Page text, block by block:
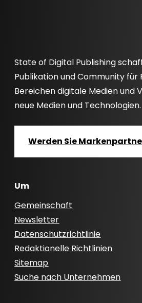
State of Digital Publishing
Publikation und Community für
Bereichen digitale Medien und
neue Medien und Technologien.
Werden Sie
Um
Gemeinschaft
Newsletter
Datenschutzrichtlinie
Redaktionelle Richtlinien
Sitemap
Suche nach Unternehmen